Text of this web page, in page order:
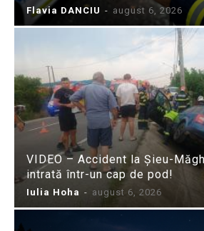
Flavia DANCIU - august 6, 2026
VIDEO – Accident la Șieu-
intrată într-un cap de pod!
Iulia Hoha - august 6, 2026